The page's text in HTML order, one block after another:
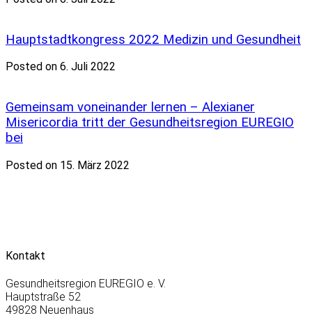
Hauptstadtkongress 2022 Medizin und Gesundheit
Posted on 6. Juli 2022
Gemeinsam voneinander lernen – Alexianer
Misericordia tritt der Gesundheitsregion EUREGIO
bei
Posted on 15. März 2022
Kontakt
Gesundheitsregion EUREGIO e. V.
Hauptstraße 52
49828 Neuenhaus